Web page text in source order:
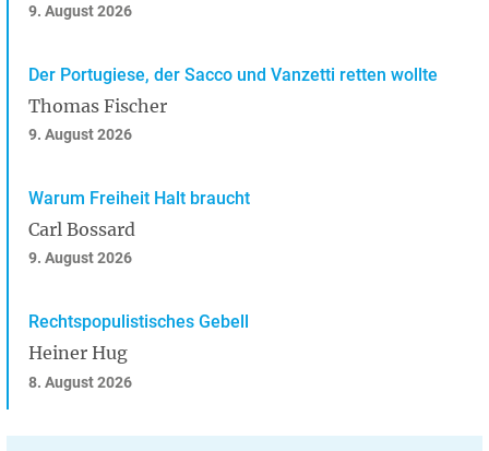
9. August 2026
Der Portugiese, der Sacco und Vanzetti retten wollte
Thomas Fischer
9. August 2026
Warum Freiheit Halt braucht
Carl Bossard
9. August 2026
Rechtspopulistisches Gebell
Heiner Hug
8. August 2026